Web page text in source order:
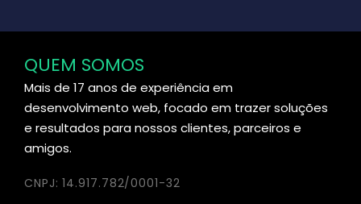
QUEM SOMOS
Mais de 17 anos de experiência em
desenvolvimento web, focado em trazer soluções
e resultados para nossos clientes, parceiros e
amigos.
CNPJ: 14.917.782/0001-32